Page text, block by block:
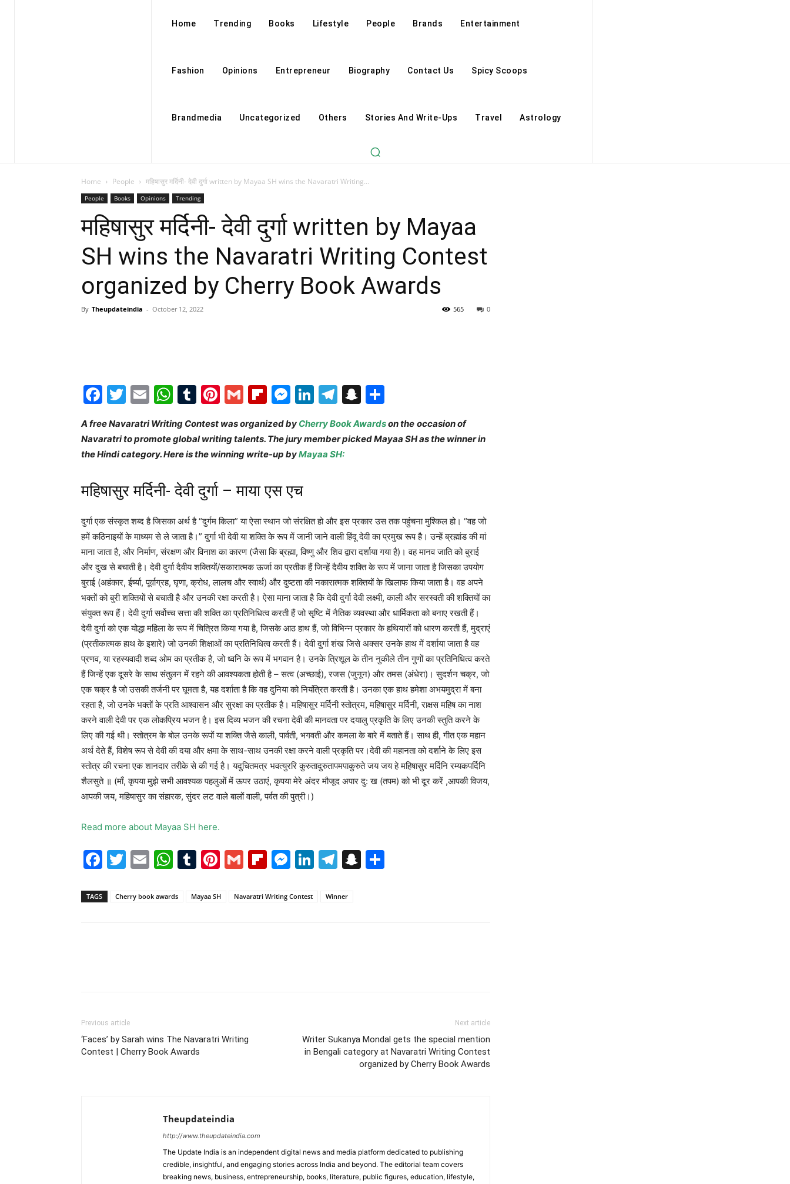
Home Trending Books Lifestyle People Brands Entertainment
Fashion Opinions Entrepreneur Biography Contact Us Spicy Scoops
Brandmedia Uncategorized Others Stories And Write-Ups Travel Astrology
Home People महिषासुर मर्दिनी- देवी दुर्गा written by Mayaa SH wins the Navaratri Writing...
People Books Opinions Trending
महिषासुर मर्दिनी- देवी दुर्गा written by Mayaa
SH wins the Navaratri Writing Contest
organized by Cherry Book Awards
By Theupdateindia - October 12, 2022 0
565
Facebook
Twitter
EmailWhatsApp
Tumblr
Pinterest
GmailFlipboard
Messenger
LinkedIn
Telegram
Snapchat
A free Navaratri Writing Contest was organized by Cherry Book Awardson the occasion of
Navaratrito promote global writing talents. The jury member picked Mayaa SH as the winner in
the Hindi category. Here is the winning write-up byMayaa SH:
महिषासुर मर्दिनी- देवी दुर्गा – माया एस एच
दुर्गा एक संस्कृत शब्द है जिसका अर्थ है “दुर्गम किला” या ऐसा स्थान जो संरक्षित हो और इस प्रकार उस तक पहुंचना मुश्किल हो। “वह जो
हमें कठिनाइयों के माध्यम से ले जाता है।” दुर्गा भी देवी या शक्ति के रूप में जानी जाने वाली हिंदू देवी का प्रमुख रूप है। उन्हें ब्रह्मांड की मां
माना जाता है, और निर्माण, संरक्षण और विनाश का कारण (जैसा कि ब्रह्मा, विष्णु और शिव द्वारा दर्शाया गया है)। वह मानव जाति को बुराई
और दुख से बचाती है। देवी दुर्गा दैवीय शक्तियों/सकारात्मक ऊर्जा का प्रतीक हैं जिन्हें दैवीय शक्ति के रूप में जाना जाता है जिसका उपयोग
बुराई (अहंकार, ईर्ष्या, पूर्वाग्रह, घृणा, क्रोध, लालच और स्वार्थ) और दुष्टता की नकारात्मक शक्तियों के खिलाफ किया जाता है। वह अपने
भक्तों को बुरी शक्तियों से बचाती है और उनकी रक्षा करती है। ऐसा माना जाता है कि देवी दुर्गा देवी लक्ष्मी, काली और सरस्वती की शक्तियों का
संयुक्त रूप हैं। देवी दुर्गा सर्वोच्च सत्ता की शक्ति का प्रतिनिधित्व करती हैं जो सृष्टि में नैतिक व्यवस्था और धार्मिकता को बनाए रखती हैं।
देवी दुर्गा को एक योद्धा महिला के रूप में चित्रित किया गया है, जिसके आठ हाथ हैं, जो विभिन्न प्रकार के हथियारों को धारण करती हैं, मुद्राएं
(प्रतीकात्मक हाथ के इशारे) जो उनकी शिक्षाओं का प्रतिनिधित्व करती हैं। देवी दुर्गा शंख जिसे अक्सर उनके हाथ में दर्शाया जाता है वह
प्रणव, या रहस्यवादी शब्द ओम का प्रतीक है, जो ध्वनि के रूप में भगवान है। उनके त्रिशूल के तीन नुकीले तीन गुणों का प्रतिनिधित्व करते
हैं जिन्हें एक दूसरे के साथ संतुलन में रहने की आवश्यकता होती है – सत्व (अच्छाई), रजस (जुनून) और तमस (अंधेरा)। सुदर्शन चक्र, जो
एक चक्र है जो उसकी तर्जनी पर घूमता है, यह दर्शाता है कि वह दुनिया को नियंत्रित करती है। उनका एक हाथ हमेशा अभयमुद्रा में बना
रहता है, जो उनके भक्तों के प्रति आश्वासन और सुरक्षा का प्रतीक है। महिषासुर मर्दिनी स्तोत्रम, महिषासुर मर्दिनी, राक्षस महिष का नाश
करने वाली देवी पर एक लोकप्रिय भजन है। इस दिव्य भजन की रचना देवी की मानवता पर दयालु प्रकृति के लिए उनकी स्तुति करने के
लिए की गई थी। स्तोत्रम के बोल उनके रूपों या शक्ति जैसे काली, पार्वती, भगवती और कमला के बारे में बताते हैं। साथ ही, गीत एक महान
अर्थ देते हैं, विशेष रूप से देवी की दया और क्षमा के साथ-साथ उनकी रक्षा करने वाली प्रकृति पर।देवी की महानता को दर्शाने के लिए इस
स्तोत्र की रचना एक शानदार तरीके से की गई है। यदुचितमत्र भवत्युररि कुरुतादुरुतापमपाकुरुते जय जय हे महिषासुर मर्दिनि रम्यकपर्दिनि
शैलसुते ॥ (माँ, कृपया मुझे सभी आवश्यक पहलुओं में ऊपर उठाएं, कृपया मेरे अंदर मौजूद अपार दु: ख (तपम) को भी दूर करें ,आपकी विजय,
आपकी जय, महिषासुर का संहारक, सुंदर लट वाले बालों वाली, पर्वत की पुत्री।)
Read more about Mayaa SH here.
Facebook
Twitter
EmailWhatsApp
Tumblr
Pinterest
GmailFlipboard
Messenger
LinkedIn
Telegram
Snapchat
TAGS Cherry book awards Mayaa SH Navaratri Writing Contest Winner
Previous article
‘Faces’ by Sarah wins The Navaratri Writing
Contest | Cherry Book Awards
Next article
Writer Sukanya Mondal gets the special mention
in Bengali category at Navaratri Writing Contest
organized by Cherry Book Awards
Theupdateindia
http://www.theupdateindia.com
The Update India is an independent digital news and media platform dedicated to publishing
credible, insightful, and engaging stories across India and beyond. The editorial team covers
breaking news, business, entrepreneurship, books, literature, public figures, education, lifestyle,